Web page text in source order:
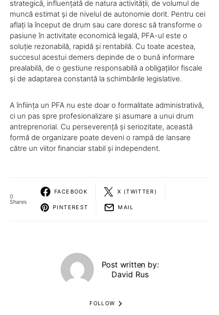
strategică, influențată de natura activității, de volumul de
muncă estimat și de nivelul de autonomie dorit. Pentru cei
aflați la început de drum sau care doresc să transforme o
pasiune în activitate economică legală, PFA-ul este o
soluție rezonabilă, rapidă și rentabilă. Cu toate acestea,
succesul acestui demers depinde de o bună informare
prealabilă, de o gestiune responsabilă a obligațiilor fiscale
și de adaptarea constantă la schimbările legislative.
A înființa un PFA nu este doar o formalitate administrativă,
ci un pas spre profesionalizare și asumare a unui drum
antreprenorial. Cu perseverență și seriozitate, această
formă de organizare poate deveni o rampă de lansare
către un viitor financiar stabil și independent.
0
Shares
FACEBOOK X (TWITTER)
PINTEREST MAIL
Post written by:
David Rus
FOLLOW